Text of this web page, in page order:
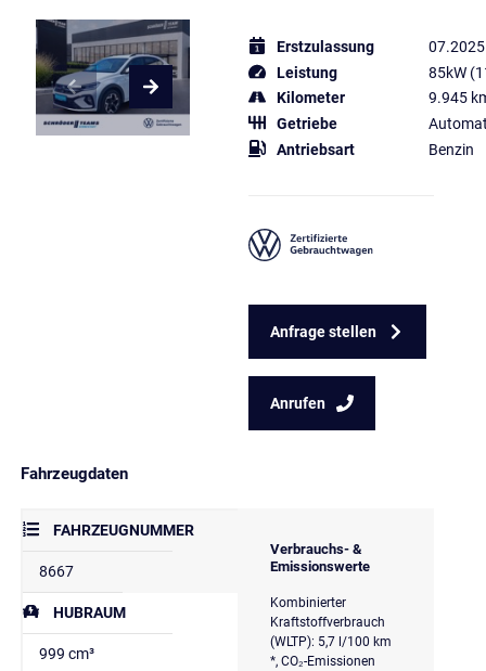
Erstzulassung
07.2025
Leistung
85kW
Kilometer
9.945
Getriebe
Antriebsart
Benzin
Anfrage stellen
Anrufen
Fahrzeugdaten
FAHRZEUGNUMMER
8667
HUBRAUM
999 cm³
Verbrauchs- &
Emissionswerte
Kombinierter
Kraftstoffverbrauch
(WLTP): 5,7 l/100 km
*, CO₂-Emissionen